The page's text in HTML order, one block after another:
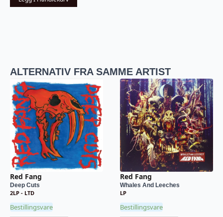
ALTERNATIV FRA SAMME ARTIST
Red Fang
Deep Cuts
2LP - LTD
Bestillingsvare
Red Fang
Whales And Leeches
LP
Bestillingsvare